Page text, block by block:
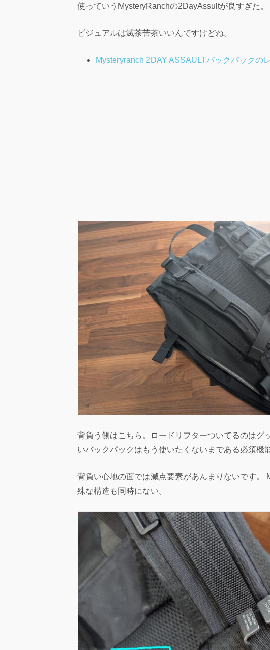
使っていうMysteryRanchの2DayAssultが良すぎた。
ビジュアルは滅茶苦茶いいんですけどね。
Mysteryranch 2DAY ASSAULTバックパックの
背負う側はこちら。ロードリフターついてるのはグ
いバックパックはもう使いたくないまである必須機
背負い心地の面では減点要素があんまりないです。
殊な構造も同時にない。